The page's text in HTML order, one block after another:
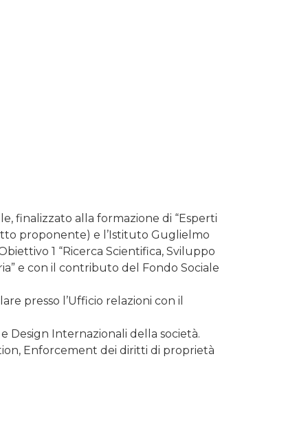
finalizzato alla formazione di “Esperti
proponente) e l’Istituto Guglielmo
1 “Ricerca Scientifica, Sviluppo
e con il contributo del Fondo Sociale
presso l’Ufficio relazioni con il
Design Internazionali della società.
Enforcement dei diritti di proprietà